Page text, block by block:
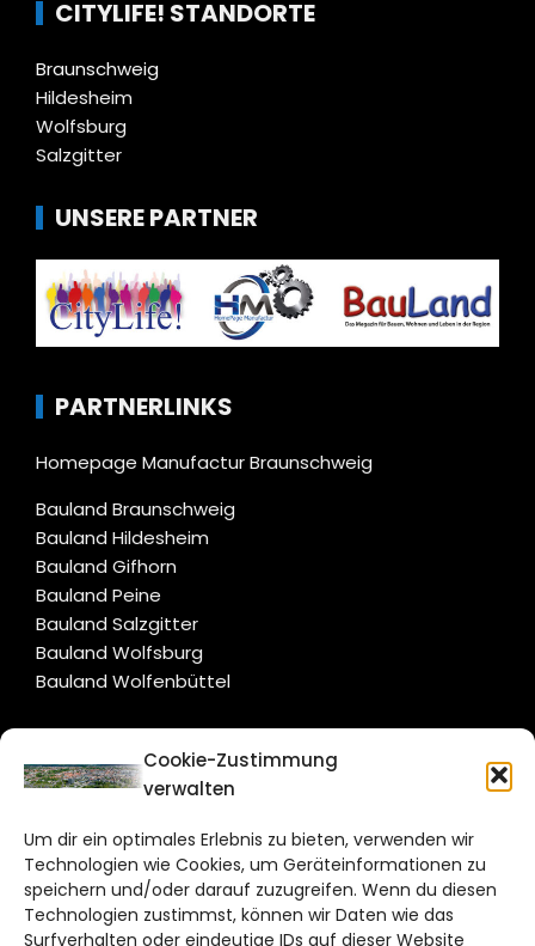
Cookie-Zustimmung
verwalten
Um dir ein optimales Erlebnis zu bieten, verwenden wir
Technologien wie Cookies, um Geräteinformationen zu
speichern und/oder darauf zuzugreifen. Wenn du diesen
Technologien zustimmst, können wir Daten wie das
Surfverhalten oder eindeutige IDs auf dieser Website
CITYLIFE! STANDORTE
Braunschweig
Hildesheim
Wolfsburg
Salzgitter
UNSERE PARTNER
PARTNERLINKS
Homepage Manufactur Braunschweig
Bauland Braunschweig
Bauland Hildesheim
Bauland Gifhorn
Bauland Peine
Bauland Salzgitter
Bauland Wolfsburg
Bauland Wolfenbüttel
CITYLIFE!
Bruchtorwall 12
38100 Braunschweig
Telefon: 0531 387220 – 65